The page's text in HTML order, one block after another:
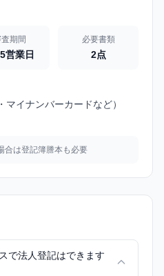
期間
営業日
必要書類
2点
イナンバーカードなど）
合は登記簿謄本も必要
で法人登記はできます